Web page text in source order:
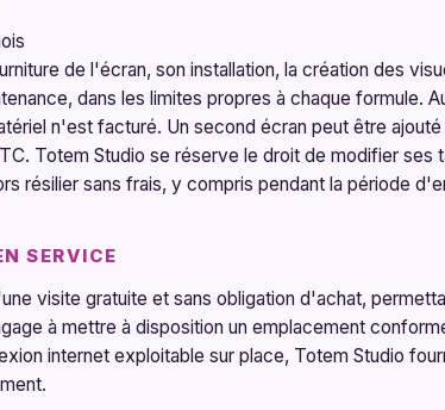
de l'écran, son installation, la création des
dans les limites propres à chaque formule.
n'est facturé. Un second écran peut être ajouté
Totem Studio se réserve le droit de modifier ses
résilier sans frais, y compris pendant la période
SERVICE
visite gratuite et sans obligation d'achat,
à mettre à disposition un emplacement
internet exploitable sur place, Totem Studio